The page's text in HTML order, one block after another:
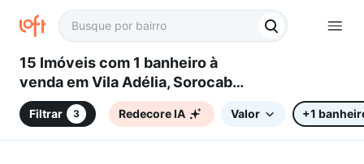
15 Imóveis com 1 banheiro à
venda em Vila Adélia, Sorocaba,
SP
Filtrar 3 Redecore IA Valor +1